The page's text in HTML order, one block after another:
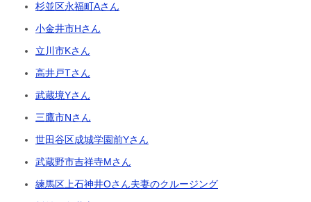
杉並区永福町Aさん
小金井市Hさん
立川市Kさん
高井戸Tさん
武蔵境Yさん
三鷹市Nさん
世田谷区成城学園前Yさん
武蔵野市吉祥寺Mさん
練馬区上石神井Oさん夫妻のクルージング